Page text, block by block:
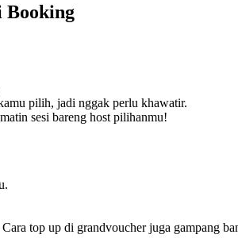
Booking
pilih, jadi nggak perlu khawatir.
sesi bareng host pilihanmu!
top up di grandvoucher juga gampang